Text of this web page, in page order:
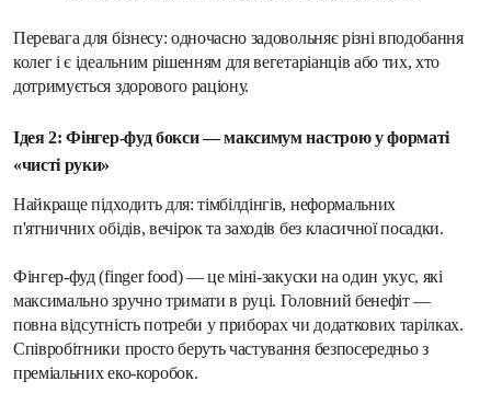
Перевага для бізнесу: одночасно задовольняє різні вподобання
колег і є ідеальним рішенням для вегетаріанців або тих, хто
дотримується здорового раціону.
Ідея 2: Фінгер-фуд бокси — максимум настрою у форматі
«чисті руки»
Найкраще підходить для: тімбілдінгів, неформальних
п'ятничних обідів, вечірок та заходів без класичної посадки.
Фінгер-фуд (finger food) — це міні-закуски на один укус, які
максимально зручно тримати в руці. Головний бенефіт —
повна відсутність потреби у приборах чи додаткових тарілках.
Співробітники просто беруть частування безпосередньо з
преміальних еко-коробок.